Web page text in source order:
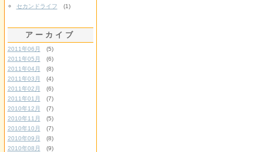
セカンドライフ (1)
アーカイブ
2011年06月
(5)
2011年05月
(6)
2011年04月
(8)
2011年03月
(4)
2011年02月
(6)
2011年01月
(7)
2010年12月
(7)
2010年11月
(5)
2010年10月
(7)
2010年09月
(8)
2010年08月
(9)